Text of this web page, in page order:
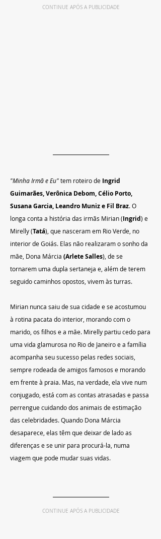
CONTINUE APÓS A PUBLICIDADE
"Minha Irmã e Eu" tem roteiro de Ingrid
Guimarães, Verônica Debom, Célio Porto,
Susana Garcia, Leandro Muniz e Fil Braz. O
longa conta a história das irmãs Mirian (Ingrid) e
Mirelly (Tatá), que nasceram em Rio Verde, no
interior de Goiás. Elas não realizaram o sonho da
mãe, Dona Márcia (Arlete Salles), de se
tornarem uma dupla sertaneja e, além de terem
seguido caminhos opostos, vivem às turras.
Mirian nunca saiu de sua cidade e se acostumou
à rotina pacata do interior, morando com o
marido, os filhos e a mãe. Mirelly partiu cedo para
uma vida glamurosa no Rio de Janeiro e a família
acompanha seu sucesso pelas redes sociais,
sempre rodeada de amigos famosos e morando
em frente à praia. Mas, na verdade, ela vive num
conjugado, está com as contas atrasadas e passa
perrengue cuidando dos animais de estimação
das celebridades. Quando Dona Márcia
desaparece, elas têm que deixar de lado as
diferenças e se unir para procurá-la, numa
viagem que pode mudar suas vidas.
CONTINUE APÓS A PUBLICIDADE